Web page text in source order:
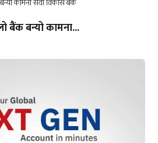
बैंक बन्यो कामना...